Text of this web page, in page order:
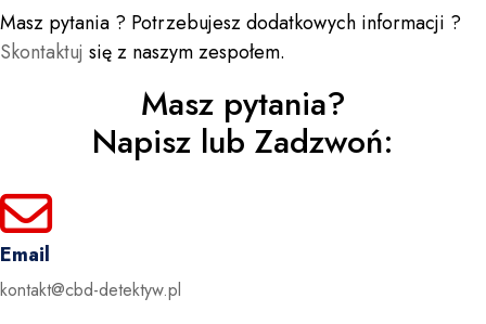
Masz pytania ? Potrzebujesz dodatkowych informacji ?
Skontaktuj się z naszym zespołem.
Masz pytania?
Napisz lub Zadzwoń:
Email
kontakt@cbd-detektyw.pl